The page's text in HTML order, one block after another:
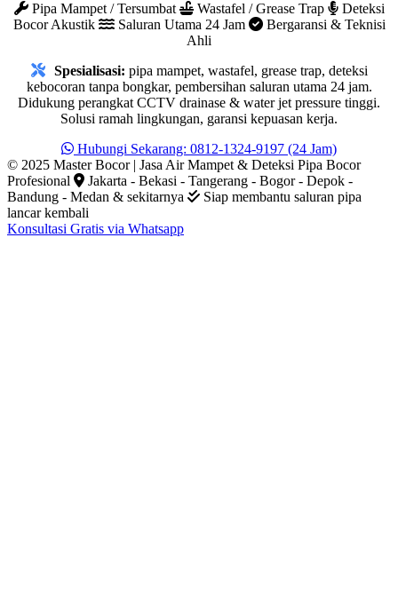
Pipa Mampet / Tersumbat Wastafel / Grease Trap
Deteksi
Bocor Akustik
Saluran Utama 24 Jam
Bergaransi & Teknisi
Ahli
Spesialisasi: pipa mampet, wastafel, grease trap, deteksi
kebocoran tanpa bongkar, pembersihan saluran utama 24 jam.
Didukung perangkat CCTV drainase & water jet pressure tinggi.
Solusi ramah lingkungan, garansi kepuasan kerja.
Hubungi Sekarang: 0812-1324-9197 (24 Jam)
© 2025 Master Bocor | Jasa Air Mampet & Deteksi Pipa Bocor
Profesional
Jakarta - Bekasi - Tangerang - Bogor - Depok -
Bandung - Medan & sekitarnya
Siap membantu saluran pipa
lancar kembali
Konsultasi Gratis via Whatsapp